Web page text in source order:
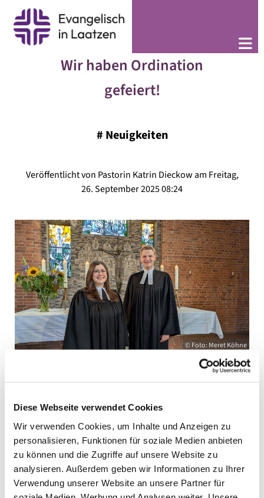
Diese Webseite verwendet Cookies
Wir verwenden Cookies, um Inhalte und Anzeigen zu
personalisieren, Funktionen für soziale Medien anbieten
zu können und die Zugriffe auf unsere Website zu
analysieren. Außerdem geben wir Informationen zu Ihrer
Verwendung unserer Website an unsere Partner für
Wir haben Ordination
gefeiert!
# Neuigkeiten
Veröffentlicht von Pastorin Katrin Dieckow am Freitag,
26. September 2025 08:24
© Foto: Meret Köhne
Wir haben Ordination gefeiert!
Was für ein Fest! Pastor Alexander Stichternath und
Immanuelkirche von Regionalbischof i.R. Brandy
ordiniert. Bilder und einen Bericht können Sie hier
anschauen:https://www.sprengel-hannover....